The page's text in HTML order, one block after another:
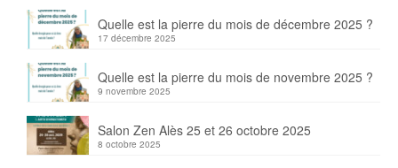
Quelle est la pierre du mois de décembre 2025 ?
17 décembre 2025
Quelle est la pierre du mois de novembre 2025 ?
9 novembre 2025
Salon Zen Alès 25 et 26 octobre 2025
8 octobre 2025